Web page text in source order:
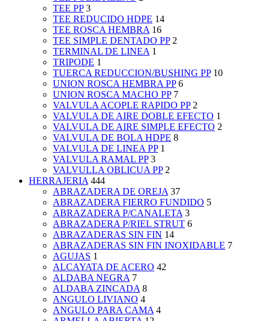
TEE PP 3
TEE REDUCIDO HDPE 14
TEE ROSCA HEMBRA 16
TEE SIMPLE DENTADO PP 2
TERMINAL DE LINEA 1
TRIPODE 1
TUERCA REDUCCION/BUSHING PP 10
UNION ROSCA HEMBRA PP 6
UNION ROSCA MACHO PP 7
VALVULA ACOPLE RAPIDO PP 2
VALVULA DE AIRE DOBLE EFECTO 1
VALVULA DE AIRE SIMPLE EFECTO 2
VALVULA DE BOLA HDPE 8
VALVULA DE LINEA PP 1
VALVULA RAMAL PP 3
VALVULLA OBLICUA PP 2
HERRAJERIA 444
ABRAZADERA DE OREJA 37
ABRAZADERA FIERRO FUNDIDO 5
ABRAZADERA P/CANALETA 3
ABRAZADERA P/RIEL STRUT 6
ABRAZADERAS SIN FIN 14
ABRAZADERAS SIN FIN INOXIDABLE 7
AGUJAS 1
ALCAYATA DE ACERO 42
ALDABA NEGRA 7
ALDABA ZINCADA 8
ANGULO LIVIANO 4
ANGULO PARA CAMA 4